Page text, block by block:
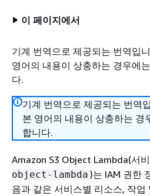
이 페이지에서
기계 번역으로 제공되는 번역입
영어의 내용이 상충하는 경우에
다.
기계 번역으로 제공되는 번역
본 영어의 내용이 상충하는 경
합니다.
Amazon S3 Object Lambda(서
object-lambda )는 IAM 권한
음과 같은 서비스별 리소스, 작업